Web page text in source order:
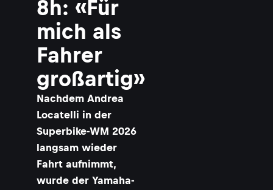
8h: «Für
mich als
Fahrer
großartig»
Nachdem Andrea
Locatelli in der
Superbike-WM 2026
langsam wieder
Fahrt aufnimmt,
wurde der Yamaha-